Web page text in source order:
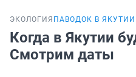
ЭКОЛОГИЯ ПАВОДОК В ЯКУТИИ
Когда в Якутии
Смотрим даты